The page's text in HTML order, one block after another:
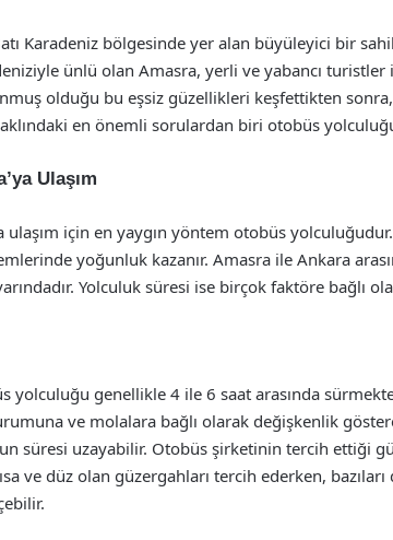
Karadeniz bölgesinde yer alan büyüleyici bir
ünlü olan Amasra, yerli ve yabancı turistler
olduğu bu eşsiz güzellikleri keşfettikten
en önemli sorulardan biri otobüs
Ulaşım
ulaşım için en yaygın yöntem otobüs
yoğunluk kazanır. Amasra ile Ankara
Yolculuk süresi ise birçok faktöre bağlı
yolculuğu genellikle 4 ile 6 saat arasında
ve molalara bağlı olarak değişkenlik
süresi uzayabilir. Otobüs şirketinin tercih ettiği
ve düz olan güzergahları tercih ederken,